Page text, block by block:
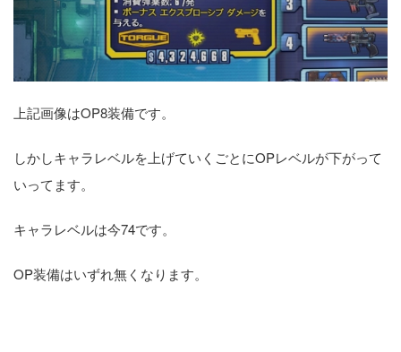
上記画像はOP8装備です。
しかしキャラレベルを上げていくごとにOPレベルが下がって
いってます。
キャラレベルは今74です。
OP装備はいずれ無くなります。